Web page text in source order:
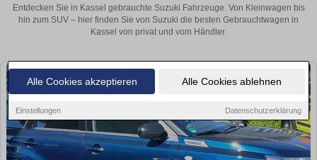
Alle Cookies akzeptieren Alle Cookies ablehnen
Einstellungen Datenschutzerklärung
Entdecken Sie in Kassel gebrauchte Suzuki Fahrzeuge. Von Kleinwagen bis
hin zum SUV – hier finden Sie von Suzuki die besten Gebrauchtwagen in
Kassel von privat und vom Händler.